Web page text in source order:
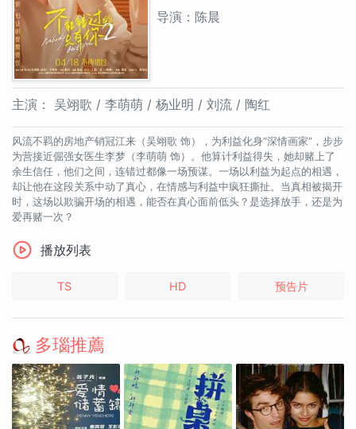
导演：陈晨
主演： 吴翊歌 / 李萌萌 / 杨业明 / 刘流 / 陶红
风流不羁的房地产销冠江来（吴翊歌 饰），为利益化身“深情画家”，步步
为营接近倔强女医生李梦（李萌萌 饰）。他算计利益得失，她却赌上了
余生信任，他们之间，连错过都像一场预谋。一场以利益为起点的相遇，
却让他在这段关系中动了真心，在情感与利益中疯狂撕扯。当真相被揭开
时，这场以欺骗开场的相遇，能否在真心面前低头？是选择放手，还是为
爱再赌一次？
播放列表
TS HD 预告片
多瑙推薦